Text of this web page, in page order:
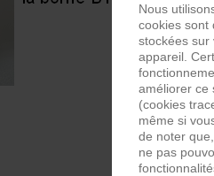
Nous
cookies sont
stockées sur
appareil.
améliorer ce
(cookies
même si
de noter
ne pas